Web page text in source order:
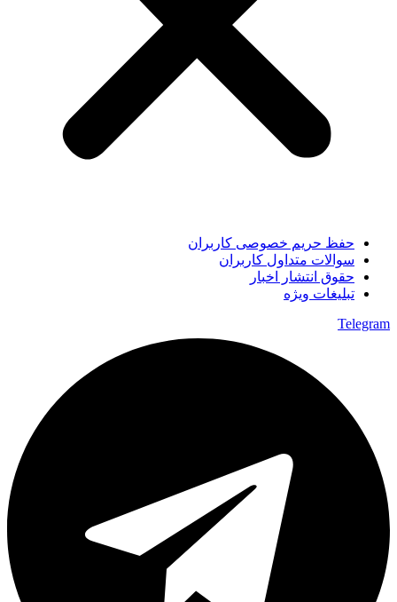
حفظ حریم خصوصی کاربران
سوالات متداول کاربران
حقوق انتشار اخبار
تبلیغات ویژه
Telegram